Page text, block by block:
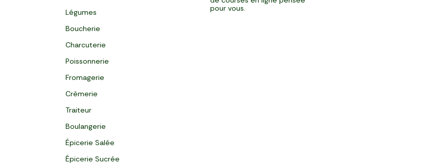
Légumes
Boucherie
Charcuterie
Poissonnerie
Fromagerie
Crèmerie
Traiteur
Boulangerie
Épicerie Salée
Épicerie Sucrée
pour vous.